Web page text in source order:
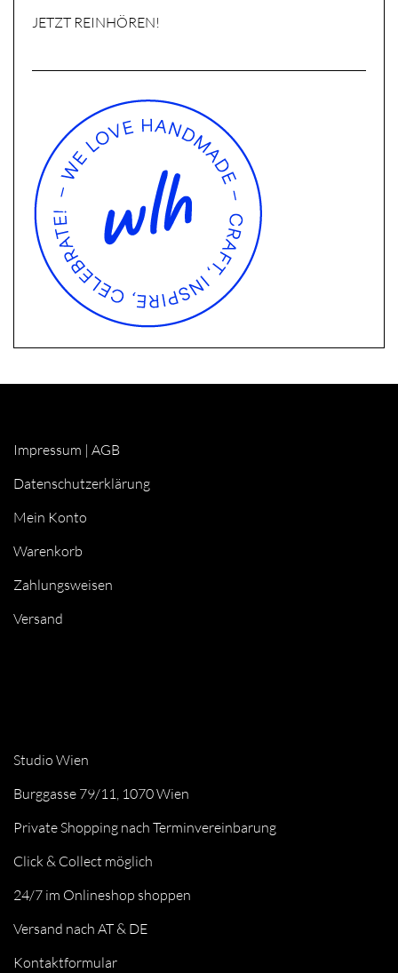
JETZT REINHÖREN!
Impressum | AGB
Datenschutzerklärung
Mein Konto
Warenkorb
Zahlungsweisen
Versand
Studio Wien
Burggasse 79/11, 1070 Wien
Private Shopping nach Terminvereinbarung
Click & Collect möglich
24/7 im Onlineshop shoppen
Versand nach AT & DE
Kontaktformular